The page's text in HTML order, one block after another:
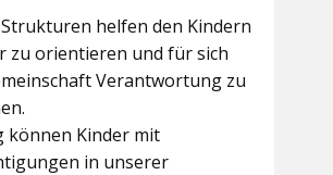
helfen den Kindern
zu orientieren und für sich
Verantwortung zu
können Kinder mit
in unserer